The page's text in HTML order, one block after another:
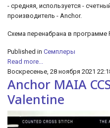
- средняя, используется -
производитель - Anchor.
Схема перенабрана в программе
Published in Семплеры
Read more...
Воскресенье, 28 ноября 2021
Anchor MAIA
Valentine